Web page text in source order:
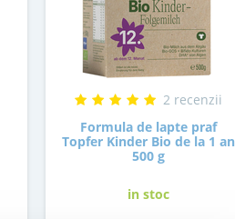
2 recenzii
Formula de lapte praf
Topfer Kinder Bio de la 1 an
500 g
in stoc